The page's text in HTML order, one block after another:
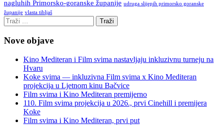
nagluhih Primorsko-goranske županije udruga slijepih primorsko goranske
županije vlasta tibljaš
Nove objave
Kino Mediteran i Film svima nastavljaju inkluzivnu turneju na
Hvaru
Koke svima — inkluzivna Film svima x Kino Mediteran
projekcija u Ljetnom kinu Bačvice
Film svima i Kino Mediteran premijerno
110. Film svima projekcija u 2026., prvi Cinehill i premijera
Koke
Film svima i Kino Mediteran, prvi put